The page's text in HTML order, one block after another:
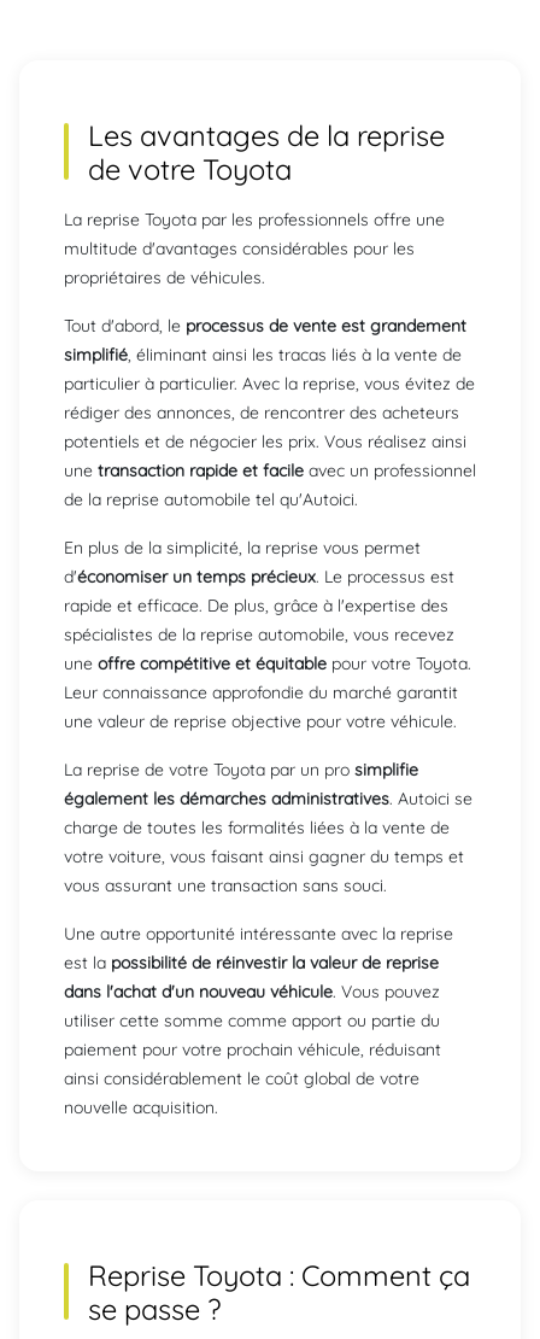
Les avantages de la reprise
de votre Toyota
La reprise Toyota par les professionnels offre une
multitude d'avantages considérables pour les
propriétaires de véhicules.
Tout d'abord, le processus de vente est grandement
simplifié, éliminant ainsi les tracas liés à la vente de
particulier à particulier. Avec la reprise, vous évitez de
rédiger des annonces, de rencontrer des acheteurs
potentiels et de négocier les prix. Vous réalisez ainsi
une transaction rapide et facile avec un professionnel
de la reprise automobile tel qu'Autoici.
En plus de la simplicité, la reprise vous permet
d'économiser un temps précieux. Le processus est
rapide et efficace. De plus, grâce à l'expertise des
spécialistes de la reprise automobile, vous recevez
une offre compétitive et équitable pour votre Toyota.
Leur connaissance approfondie du marché garantit
une valeur de reprise objective pour votre véhicule.
La reprise de votre Toyota par un pro simplifie
également les démarches administratives. Autoici se
charge de toutes les formalités liées à la vente de
votre voiture, vous faisant ainsi gagner du temps et
vous assurant une transaction sans souci.
Une autre opportunité intéressante avec la reprise
est la possibilité de réinvestir la valeur de reprise
dans l'achat d'un nouveau véhicule. Vous pouvez
utiliser cette somme comme apport ou partie du
paiement pour votre prochain véhicule, réduisant
ainsi considérablement le coût global de votre
nouvelle acquisition.
Reprise Toyota : Comment ça
se passe ?